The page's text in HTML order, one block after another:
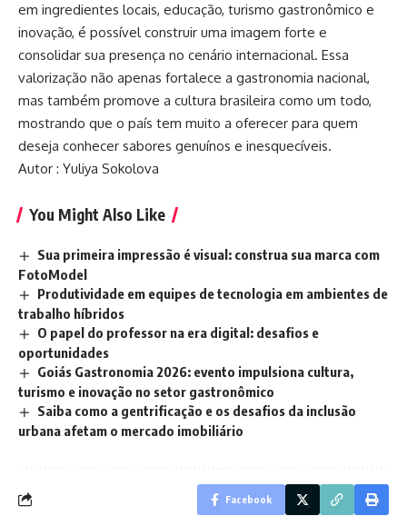
em ingredientes locais, educação, turismo gastronômico e
inovação, é possível construir uma imagem forte e
consolidar sua presença no cenário internacional. Essa
valorização não apenas fortalece a gastronomia nacional,
mas também promove a cultura brasileira como um todo,
mostrando que o país tem muito a oferecer para quem
deseja conhecer sabores genuínos e inesquecíveis.
Autor : Yuliya Sokolova
You Might Also Like
Sua primeira impressão é visual: construa sua marca com
FotoModel
Produtividade em equipes de tecnologia em ambientes de
trabalho híbridos
O papel do professor na era digital: desafios e
oportunidades
Goiás Gastronomia 2026: evento impulsiona cultura,
turismo e inovação no setor gastronômico
Saiba como a gentrificação e os desafios da inclusão
urbana afetam o mercado imobiliário
Facebook